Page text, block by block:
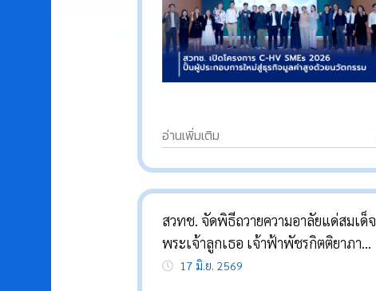
อ่านเพิ่มเติม
สวทช. จัดพิธีถวายความอาลัยแด่สมเด็จ
พระเจ้าลูกเธอ เจ้าฟ้าพัชรกิตติยาภา
นเรนทิราเทพยวดี กรมหลวงราชสาริณี
17 มิ.ย. 2569